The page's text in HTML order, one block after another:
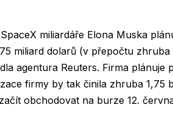
miliardáře Elona Muska
miliard dolarů (v přepočtu
agentura Reuters. Firma plánuje
firmy by tak činila zhruba 1,75
obchodovat na burze 12.